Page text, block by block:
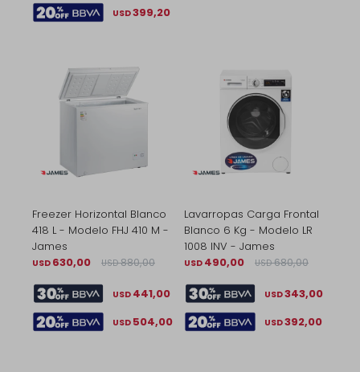
USD399,20
Freezer Horizontal Blanco
418 L - Modelo FHJ 410 M -
James
USD 630,00 USD 880,00
USD 441,00
USD 504,00
Lavarropas Carga Frontal
Blanco 6 Kg - Modelo LR
1008 INV - James
USD 490,00 USD 680,00
USD343,00
USD392,00